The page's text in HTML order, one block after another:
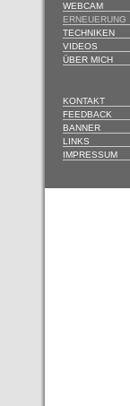
WEBCAM
ERNEUERUNG
TECHNIKEN
VIDEOS
ÜBER MICH
KONTAKT
FEEDBACK
BANNER
LINKS
IMPRESSUM